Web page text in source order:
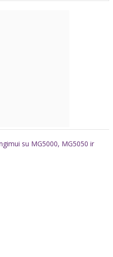
su MG5000, MG5050 ir